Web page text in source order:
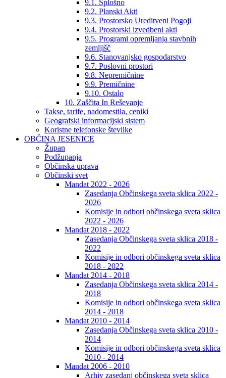
9.1. Splošno
9.2. Planski Akti
9.3. Prostorsko Ureditveni Pogoji
9.4. Prostorski izvedbeni akti
9.5. Programi opremljanja stavbnih
zemljišč
9.6. Stanovanjsko gospodarstvo
9.7. Poslovni prostori
9.8. Nepremičnine
9.9. Premičnine
9.10. Ostalo
10. Zaščita In Reševanje
Takse, tarife, nadomestila, ceniki
Geografski informacijski sistem
Koristne telefonske številke
OBČINA JESENICE
Župan
Podžupanja
Občinska uprava
Občinski svet
Mandat 2022 - 2026
Zasedanja Občinskega sveta sklica 2022 -
2026
Komisije in odbori občinskega sveta sklica
2022 - 2026
Mandat 2018 - 2022
Zasedanja Občinskega sveta sklica 2018 -
2022
Komisije in odbori občinskega sveta sklica
2018 - 2022
Mandat 2014 - 2018
Zasedanja Občinskega sveta sklica 2014 -
2018
Komisije in odbori občinskega sveta sklica
2014 - 2018
Mandat 2010 - 2014
Zasedanja Občinskega sveta sklica 2010 -
2014
Komisije in odbori občinskega sveta sklica
2010 - 2014
Mandat 2006 - 2010
Arhiv zasedanj občinskega sveta sklica